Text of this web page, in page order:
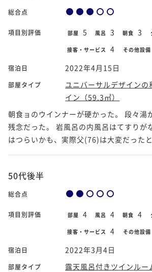
総合点
項目別評価 部屋 5 風呂 3 朝食 3
接客・サービス 4 その他設備
宿泊日 2022年4月15日
部屋タイプ
ユニバーサルデザイン
イン（59.3㎡）
朝食ョのウインナーが硬かった。 段々湯
残念だった。 岩風呂の内風呂はてすりが
はつらいかも、実際父(76)は大変だったと
50代後半
総合点
項目別評価 部屋 4 風呂 4 朝食 4
接客・サービス 4 その他設備
宿泊日 2022年3月4日
部屋タイプ
露天風呂付きツインルー